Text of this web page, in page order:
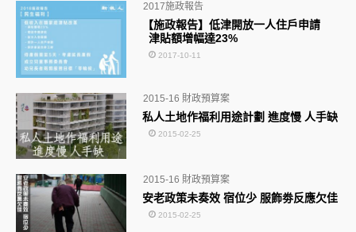
【施政報告】低津開放一人住戶申請
津貼額增幅達23%
2017施政報告
2017-10-11
私人土地作福利用途計劃 進度慢 人手缺
2015-16 財政預算案
2015-02-25
安老政策未奏效 宿位少 服飾劵反應欠佳
2015-16 財政預算案
2015-02-25